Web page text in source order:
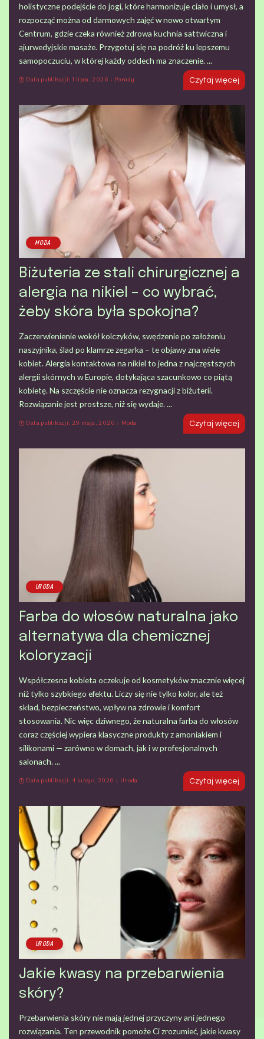
holistyczne podejście do jogi, które harmonizuje ciało i umysł, a
rozpocząć można od darmowych zajęć w nowo otwartym
Centrum, gdzie czeka również zdrowa kuchnia sattwiczna i
ajurwedyjskie masaże. Przygotuj się na podróż ku lepszemu
samopoczuciu, w której każdy oddech ma znaczenie. ...
Data publikacji: 1 lipca, 2026
Porady Czytaj więcej
MODA
Biżuteria ze stali chirurgicznej a
alergia na nikiel – co wybrać,
żeby skóra była spokojna?
Zaczerwienienie wokół kolczyków, swędzenie po założeniu
naszyjnika, ślad po klamrze zegarka – te objawy zna wiele
kobiet. Alergia kontaktowa na nikiel to jedna z najczęstszych
alergii skórnych w Europie, dotykająca szacunkowo co piątą
kobietę. Na szczęście nie oznacza rezygnacji z biżuterii.
Rozwiązanie jest prostsze, niż się wydaje. ...
Data publikacji: 29 maja, 2026
Moda Czytaj więcej
URODA
Farba do włosów naturalna jako
alternatywa dla chemicznej
koloryzacji
Współczesna kobieta oczekuje od kosmetyków znacznie więcej
niż tylko szybkiego efektu. Liczy się nie tylko kolor, ale też
skład, bezpieczeństwo, wpływ na zdrowie i komfort
stosowania. Nic więc dziwnego, że naturalna farba do włosów
coraz częściej wypiera klasyczne produkty z amoniakiem i
silikonami — zarówno w domach, jak i w profesjonalnych
salonach. ...
Data publikacji: 4 lutego, 2026
Uroda Czytaj więcej
URODA
Jakie kwasy na przebarwienia
skóry?
Przebarwienia skóry nie mają jednej przyczyny ani jednego
rozwiązania. Ten przewodnik pomoże Ci zrozumieć, jakie kwasy